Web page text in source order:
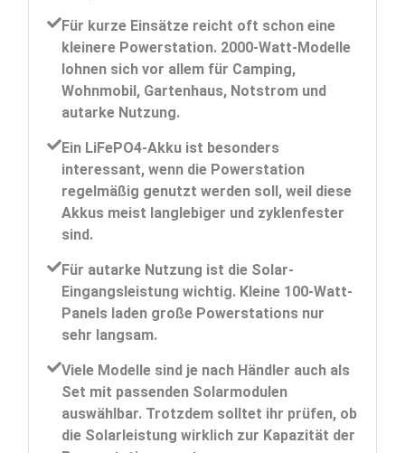
Für kurze Einsätze reicht oft schon eine
kleinere Powerstation. 2000-Watt-Modelle
lohnen sich vor allem für Camping,
Wohnmobil, Gartenhaus, Notstrom und
autarke Nutzung.
Ein LiFePO4-Akku ist besonders
interessant, wenn die Powerstation
regelmäßig genutzt werden soll, weil diese
Akkus meist langlebiger und zyklenfester
sind.
Für autarke Nutzung ist die Solar-
Eingangsleistung wichtig. Kleine 100-Watt-
Panels laden große Powerstations nur
sehr langsam.
Viele Modelle sind je nach Händler auch als
Set mit passenden Solarmodulen
auswählbar. Trotzdem solltet ihr prüfen, ob
die Solarleistung wirklich zur Kapazität der